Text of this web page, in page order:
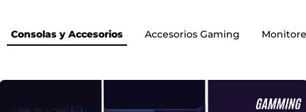
Consolas y Accesorios Accesorios Gaming